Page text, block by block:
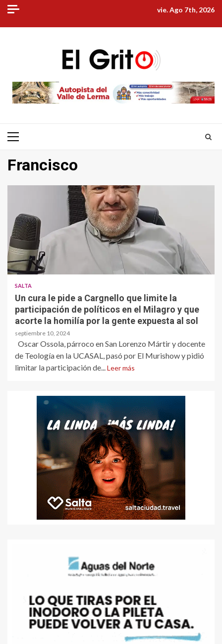
Skip
content
vie. Ago 7th, 2026
Primary
Francisco
SALTA
Un cura le pide a Cargnello que limite la
participación de políticos en el Milagro y que
acorte la homilía por la gente expuesta al sol
septiembre 10, 2024
Oscar Ossola, párroco en San Lorenzo Mártir y docente
de Teología en la UCASAL, pasó por El Murishow y pidió
limitar la participación de... Leer más